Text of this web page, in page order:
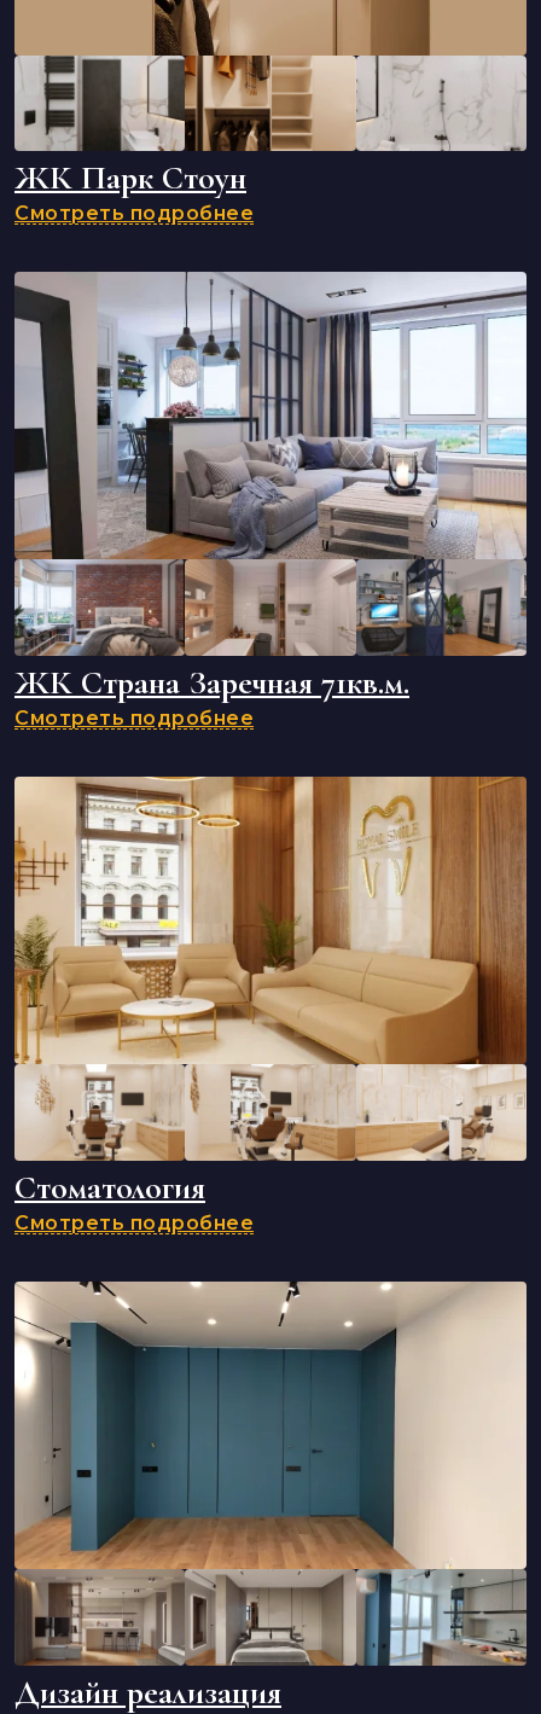
ЖК Парк Стоун
Смотреть подробнее
ЖК Страна Заречная 71кв.м.
Смотреть подробнее
Стоматология
Смотреть подробнее
Дизайн реализация